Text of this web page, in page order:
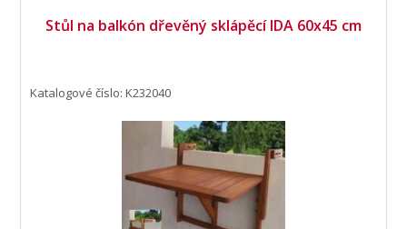
Stůl na balkón dřevěný sklápěcí IDA 60x45 cm
Katalogové číslo: K232040